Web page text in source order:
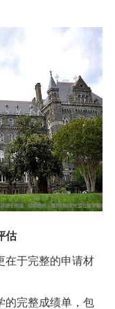
估
于完整的申请材
完整成绩单，包